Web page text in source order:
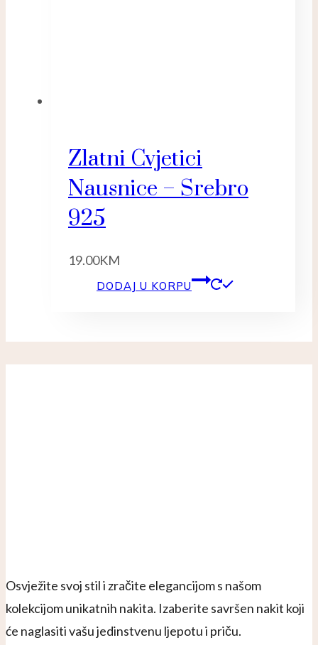
Zlatni Cvjetici
Nausnice – Srebro
925
19.00KM
DODAJ U KORPU
Osvježite svoj stil i zračite elegancijom s našom
kolekcijom unikatnih nakita. Izaberite savršen nakit koji
će naglasiti vašu jedinstvenu ljepotu i priču.